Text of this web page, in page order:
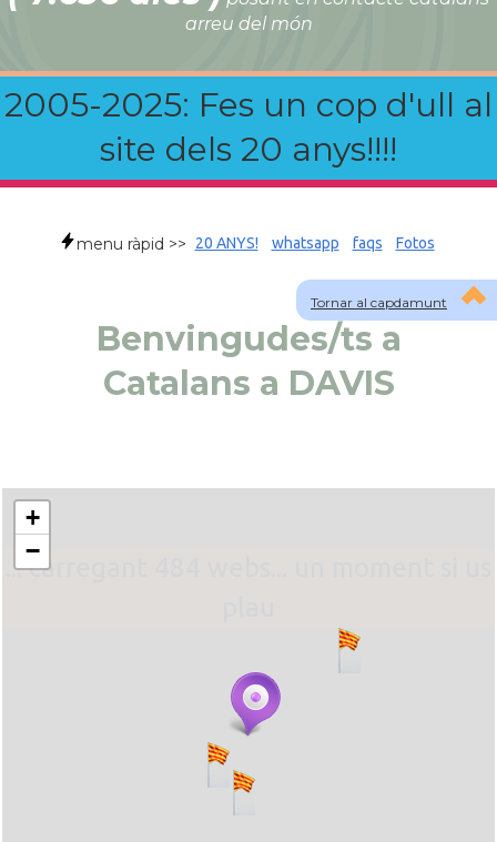
arreu del món
2005-2025: Fes un cop d'ull al
site dels 20 anys!!!!
Tornar al capdamunt
menu ràpid >> 20 ANYS! whatsapp faqs Fotos
Benvingudes/ts a
Catalans a DAVIS
... carregant 484 webs... un moment si us
+
−